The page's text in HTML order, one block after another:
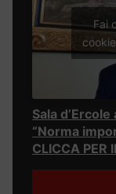
Fai
Sala
“Norma
CLICCA PER